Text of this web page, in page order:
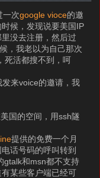
一次google vioce的邀
候，发现说要美国IP
没去注册，然后过
，我老以为自己那次
死活都搜不到，呵
来voice的邀请，我
国的空间，用ssh隧
提供的免费一个月
话号码的呼叫转到
gtalk和msn都不支持
某些客户端已经可